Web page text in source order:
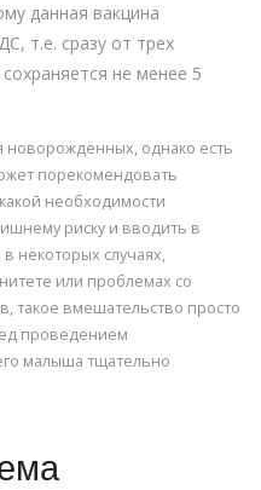
данная вакцина
т.е. сразу от трех
не менее 5
однако есть
порекомендовать
необходимости
риску и вводить в
некоторых случаях,
или проблемах со
такое вмешательство просто
проведением
малыша тщательно